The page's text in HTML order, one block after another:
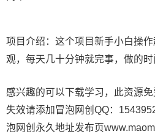
项目介绍：这个项目新手小白操
观，每天几十分钟就完事，做的
感兴趣的可以下载学习，此资源
失效请添加冒泡网创QQ：
泡网创永久地址发布页